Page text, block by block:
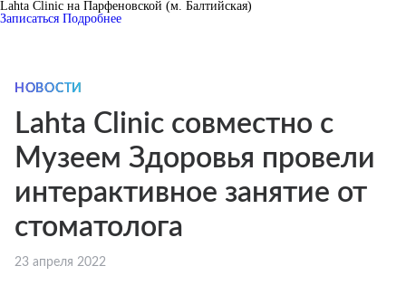
Lahta Clinic на Парфеновской (м. Балтийская)
Записаться Подробнее
НОВОСТИ
Lahta Clinic совместно с
Музеем Здоровья провели
интерактивное занятие от
стоматолога
23 апреля 2022